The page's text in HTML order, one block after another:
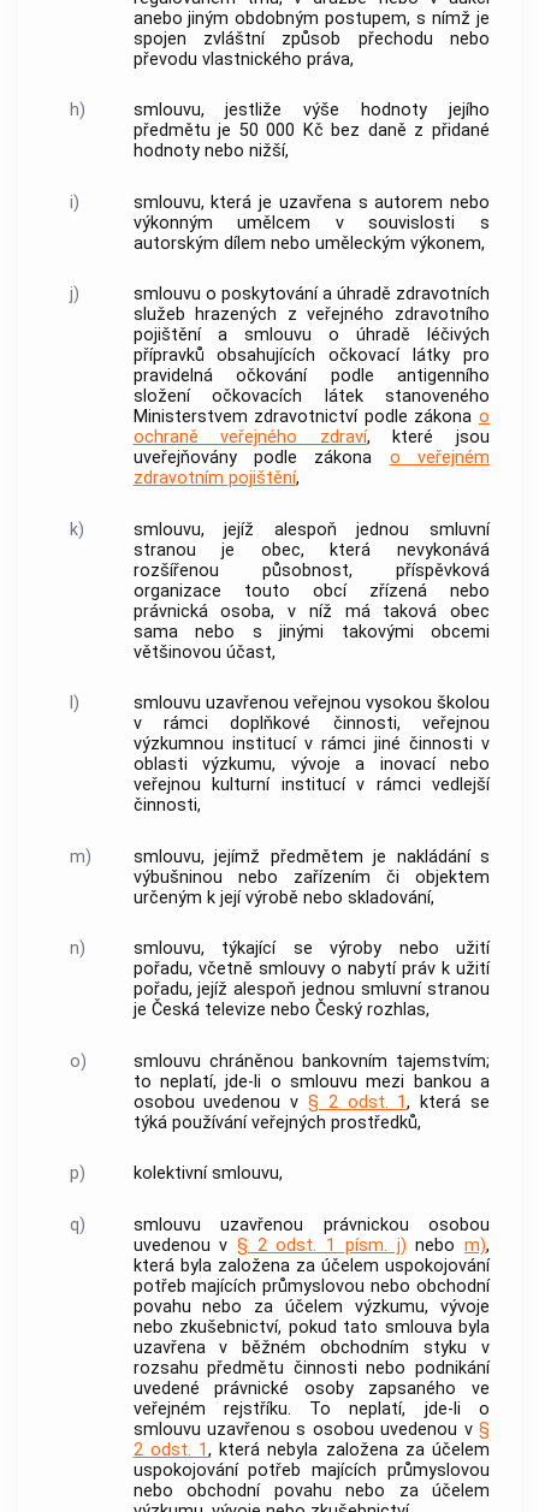
anebo jiným obdobným postupem, s nímž je
spojen zvláštní způsob přechodu nebo
převodu vlastnického práva,
h)
smlouvu, jestliže výše hodnoty jejího
předmětu je 50 000 Kč bez daně z přidané
hodnoty nebo nižší,
i) smlouvu, která je uzavřena sautorem nebo
výkonným umělcem v souvislosti s
autorským dílem nebo uměleckým výkonem,
j)
smlouvu o poskytování a úhradě zdravotních
služeb hrazených z veřejného zdravotního
pojištění a smlouvu o úhradě léčivých
přípravků obsahujících očkovací látky pro
pravidelná očkování podle antigenního
složení očkovacích látek stanoveného
Ministerstvem zdravotnictví podle zákona o
ochraně veřejného zdraví, které jsou
uveřejňovány podle zákona o veřejném
zdravotním pojištění,
k)
smlouvu, jejíž alespoň jednou smluvní
stranou je obec, která nevykonává
rozšířenou působnost, příspěvková
organizace touto obcízřízená nebo
právnická osoba, v níž má taková obec
sama nebo s jinými takovými obcemi
většinovou účast,
l)
smlouvu uzavřenou veřejnou vysokou školou
v rámci doplňkové činnosti, veřejnou
výzkumnou institucí v rámci jiné činnosti v
oblasti výzkumu, vývoje a inovací nebo
veřejnou kulturní institucí v rámci vedlejší
činnosti,
m)
smlouvu, jejímž předmětem je nakládání s
výbušninou nebo zařízením či objektem
určeným k její výrobě nebo skladování,
n)
smlouvu, týkající se výroby nebo užití
pořadu, včetně smlouvy o nabytí práv k užití
pořadu, jejíž alespoň jednou smluvní stranou
je Česká televize nebo Český rozhlas,
o)
smlouvu chráněnou bankovním tajemstvím;
to neplatí, jde-li o smlouvu mezi
bankou a
osobou uvedenou v § 2 odst. 1, která se
týká používáníveřejných prostředků,
p) kolektivní smlouvu,
q)
smlouvu uzavřenou právnickou osobou
uvedenou v § 2 odst. 1 písm. j) nebo m),
která byla založena za účelem uspokojování
potřeb majících průmyslovou nebo obchodní
povahu nebo za účelem výzkumu, vývoje
nebo zkušebnictví, pokud tato smlouva byla
uzavřena v běžném obchodním styku v
rozsahu předmětu činnosti nebo podnikání
uvedené právnické osoby zapsaného ve
veřejném rejstříku. To neplatí, jde-li o
smlouvu uzavřenou s osobou uvedenou v §
2 odst. 1, která nebyla založena za účelem
uspokojování potřeb majících průmyslovou
nebo obchodní povahu nebo za účelem